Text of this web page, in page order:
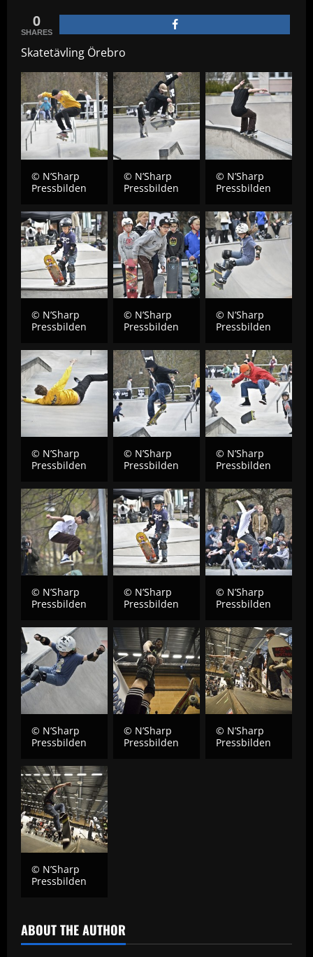
0
SHARES
Skatetävling Örebro
© N’Sharp
Pressbilden
© N’Sharp
Pressbilden
© N’Sharp
Pressbilden
© N’Sharp
Pressbilden
© N’Sharp
Pressbilden
© N’Sharp
Pressbilden
© N’Sharp
Pressbilden
© N’Sharp
Pressbilden
© N’Sharp
Pressbilden
© N’Sharp
Pressbilden
© N’Sharp
Pressbilden
© N’Sharp
Pressbilden
© N’Sharp
Pressbilden
© N’Sharp
Pressbilden
© N’Sharp
Pressbilden
© N’Sharp
Pressbilden
ABOUT THE AUTHOR